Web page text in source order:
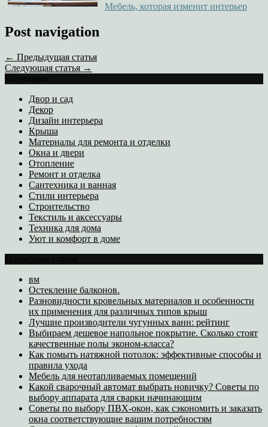
Мебель, которая изменит интерьер
Post navigation
← Предыдущая статья
Следующая статья →
Двор и сад
Декор
Дизайн интерьера
Крыша
Материалы для ремонта и отделки
Окна и двери
Отопление
Ремонт и отделка
Сантехника и ванная
Стили интерьера
Строительство
Текстиль и аксессуары
Техника для дома
Уют и комфорт в доме
вм
Остекление балконов.
Разновидности кровельных материалов и особенности
их применения для различных типов крыш
Лучшие производители чугунных ванн: рейтинг
Выбираем дешевое напольное покрытие. Сколько стоят
качественные полы эконом-класса?
Как помыть натяжной потолок: эффективные способы и
правила ухода
Мебель для неотапливаемых помещений
Какой сварочный автомат выбрать новичку? Советы по
выбору аппарата для сварки начинающим
Советы по выбору ПВХ-окон, как сэкономить и заказать
окна соответствующие вашим потребностям